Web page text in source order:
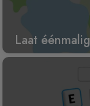
Laat